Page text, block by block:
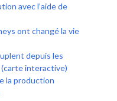
avec l’aide de
ont changé la vie
depuis les
(carte interactive)
la production